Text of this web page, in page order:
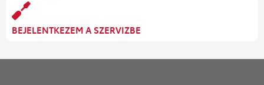
BEJELENTKEZEM A SZERVIZBE